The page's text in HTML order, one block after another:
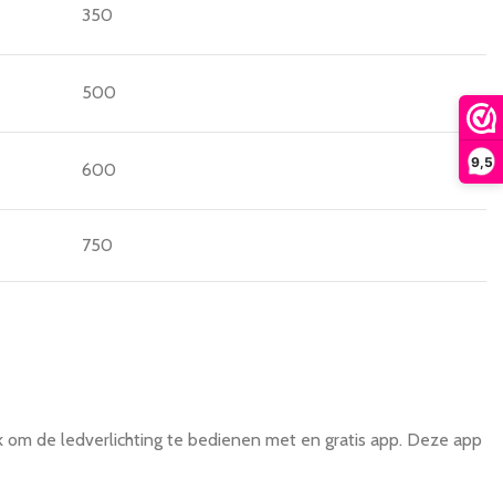
9,5
350
500
600
750
de ledverlichting te bedienen met en gratis app. Deze app